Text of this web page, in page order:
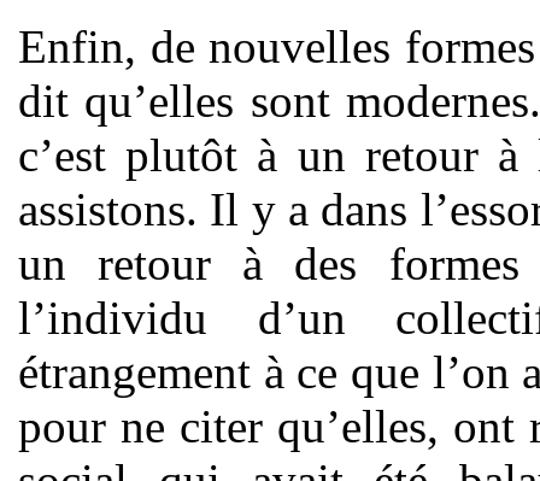
Enfin, de nouvelles
dit qu’elles sont
c’est plutôt à un retour à
assistons. Il y a dans
un retour à des formes
l’individu d’un
étrangement à ce que
pour ne citer qu’elles,